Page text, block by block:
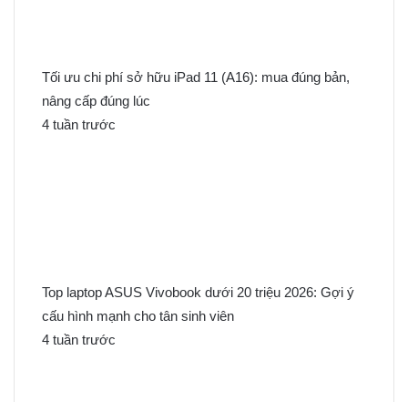
Tối ưu chi phí sở hữu iPad 11 (A16): mua đúng bản,
nâng cấp đúng lúc
4 tuần trước
Top laptop ASUS Vivobook dưới 20 triệu 2026: Gợi ý
cấu hình mạnh cho tân sinh viên
4 tuần trước